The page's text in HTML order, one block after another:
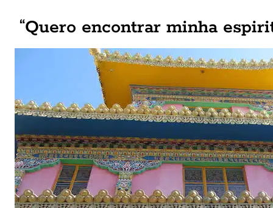
“Quero encontrar minha